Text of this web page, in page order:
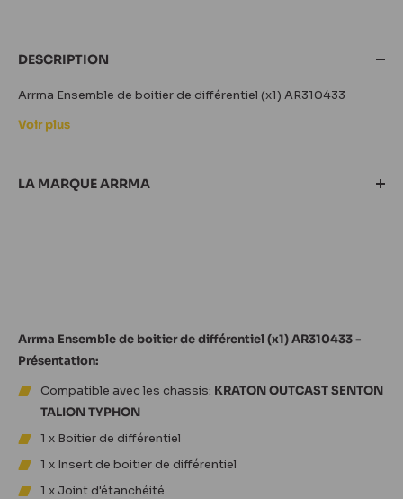
DESCRIPTION
Arrma Ensemble de boitier de différentiel (x1) AR310433
Voir plus
LA MARQUE ARRMA
Trouvez votre prochain modèle de
exigeants. Découvrez la gamme de
Arrma RC : Senton, Kraton, Mojave, Limitless, Granite,
Notorious, Infraction, Big Rock, Typhon, Outcast, Talion...
Arrma Ensemble de boitier de différentiel (x1) AR310433 -
Présentation:
Compatible avec les chassis: KRATON OUTCAST SENTON
TALION TYPHON
1 x Boitier de différentiel
1 x Insert de boitier de différentiel
1 x Joint d'étanchéité